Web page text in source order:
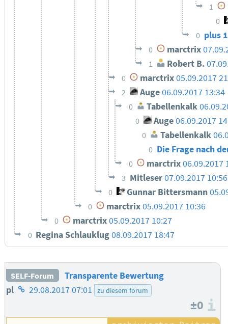
1
0
0 plus
0 marctrix
1 Robert B.
0 marctrix05.09.2017
2 Auge06.09.2017 13:34
0 Tabellenkalk
0 Auge 06.09.2017
0 Tabellenkalk
0 Die Frage nach
0 marctrix06.09.2017
3 Mitleser07.09.2017 10:56
0 Gunnar Bittersmann
0 marctrix05.09.2017 10:36
0 marctrix05.09.2017 10:27
0 Regina Schlauklug08.09.2017 18:47
SELF-Forum
Transparente Bewertung
pl Homepage
Autors
29.08.2017 07:01 zu diesem forum
±0